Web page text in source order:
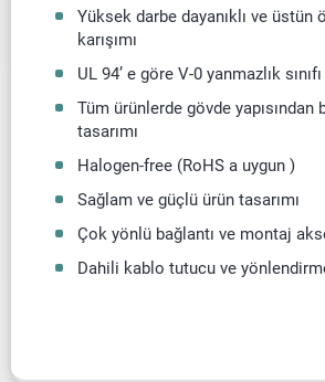
Yüksek darbe dayanıklı ve üstün
karışımı
UL 94’ e göre V-0 yanmazlık sınıfı
Tüm ürünlerde gövde yapısından
tasarımı
Halogen-free (RoHS a uygun )
Sağlam ve güçlü ürün tasarımı
Çok yönlü bağlantı ve montaj
Dahili kablo tutucu ve